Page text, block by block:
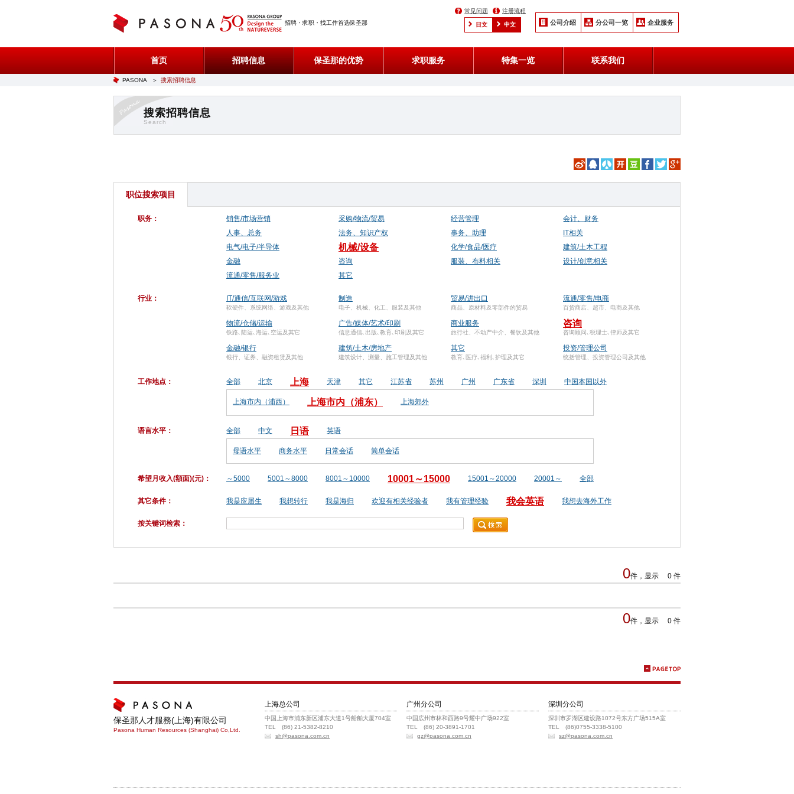
招聘・求职・找工作首选保圣那
常见问题 注册流程
日文 中文 公司介绍 分公司一览 企业服务
首页 招聘信息 保圣那的优势 求职服务 特集一览 联系我们
PASONA ＞ 搜索招聘信息
搜索招聘信息
Search
职位搜索项目
职务： 销售/市场营销 采购/物流/贸易 经营管理
会计、财务
人事、总务
法务、知识产权 事务、助理
IT相关
电气/电子/半导体
机械/设备 化学/食品/医疗
建筑/土木工程
金融
咨询 服装、布料相关
设计/创意相关
流通/零售/服务业
其它
行业： IT/通信/互联网/游戏
软硬件、系统网络、游戏及其他
制造
电子、机械、化工、服装及其他
贸易/进出口
商品、原材料及零部件的贸易
流通/零售/电商
百货商店、超市、电商及其他
物流/仓储/运输
铁路､陆运､海运､空运及其它
广告/媒体/艺术/印刷
信息通信､出版､教育､印刷及其它
商业服务
旅行社、不动产中介、餐饮及其他
咨询
咨询顾问､税理士､律师及其它
金融/银行
银行、证券、融资租赁及其他
建筑/土木/房地产
建筑设计、测量、施工管理及其他
其它
教育､医疗､福利､护理及其它
投资/管理公司
统括管理、投资管理公司及其他
工作地点： 全部 北京 上海 天津 其它 江苏省 苏州 广州 广东省 深圳 中国本国以外
上海市内（浦西） 上海市内（浦东） 上海郊外
语言水平： 全部 中文 日语 英语
母语水平 商务水平 日常会话 简单会话
希望月收入(額面)(元)： ～5000 5001～8000 8001～10000 10001～15000 15001～20000 20001～ 全部
其它条件： 我是应届生 我想转行 我是海归 欢迎有相关经验者 我有管理经验 我会英语 我想去海外工作
按关键词检索：
0件，显示 0 件
0件，显示 0 件
保圣那人才服務(上海)有限公司
Pasona Human Resources (Shanghai) Co,Ltd.
上海总公司
中国上海市浦东新区浦东大道1号船舶大厦704室
TEL (86) 21-5382-8210
sh@pasona.com.cn
广州分公司
中国広州市林和西路9号耀中广场922室
TEL (86) 20-3891-1701
gz@pasona.com.cn
深圳分公司
深圳市罗湖区建设路1072号东方广场515A室
TEL (86)0755-3338-5100
sz@pasona.com.cn